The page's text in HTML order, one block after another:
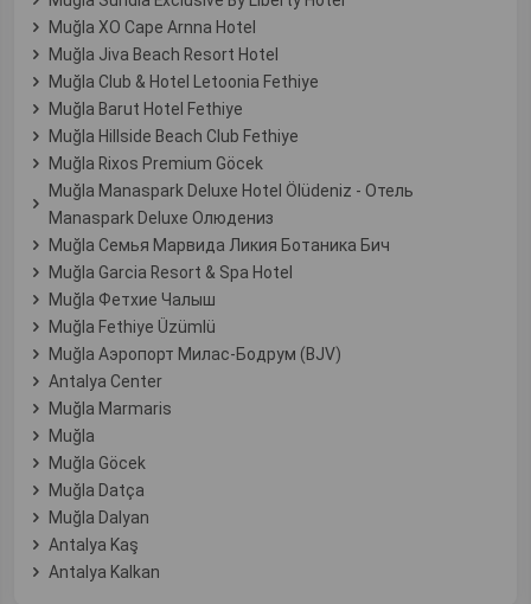
Muğla XO Cape Arnna Hotel
Muğla Jiva Beach Resort Hotel
Muğla Club & Hotel Letoonia Fethiye
Muğla Barut Hotel Fethiye
Muğla Hillside Beach Club Fethiye
Muğla Rixos Premium Göcek
Muğla Manaspark Deluxe Hotel Ölüdeniz - Отель
Manaspark Deluxe Олюдениз
Muğla Семья Марвида Ликия Ботаника Бич
Muğla Garcia Resort & Spa Hotel
Muğla Фетхие Чалыш
Muğla Fethiye Üzümlü
Muğla Аэропорт Милас-Бодрум (BJV)
Antalya Center
Muğla Marmaris
Muğla
Muğla Göcek
Muğla Datça
Muğla Dalyan
Antalya Kaş
Antalya Kalkan